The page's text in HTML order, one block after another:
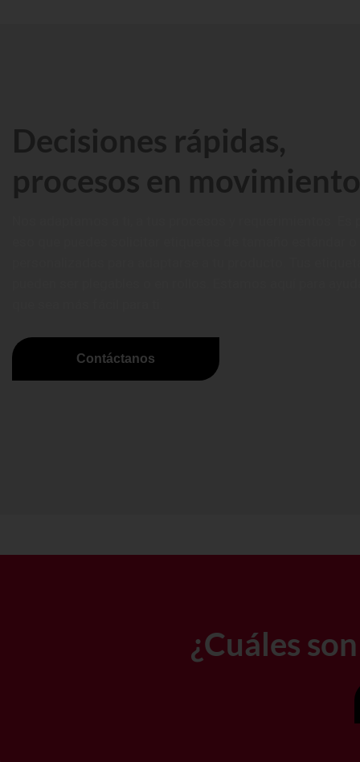
Decisiones rápidas,
procesos en movimiento
Contáctanos
¿Cuáles